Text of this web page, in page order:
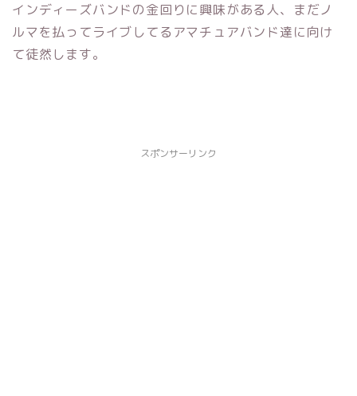
インディーズバンドの金回りに興味がある人、まだノ
ルマを払ってライブしてるアマチュアバンド達に向け
て徒然します。
スポンサーリンク